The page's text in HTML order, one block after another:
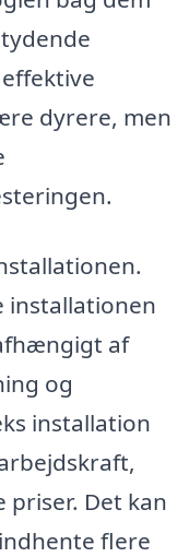
dyrere, men
installationen
af
og
installation
Det kan
flere